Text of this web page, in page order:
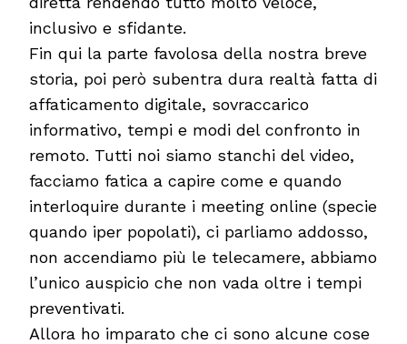
inclusivo e sfidante.
Fin qui la parte favolosa della nostra breve
storia, poi però subentra dura realtà fatta di
affaticamento digitale, sovraccarico
informativo, tempi e modi del confronto in
remoto. Tutti noi siamo stanchi del video,
facciamo fatica a capire come e quando
interloquire durante i meeting online (specie
quando iper popolati), ci parliamo addosso,
non accendiamo più le telecamere, abbiamo
l’unico auspicio che non vada oltre i tempi
preventivati.
Allora ho imparato che ci sono alcune cose